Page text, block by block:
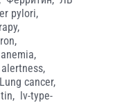
pylori,
Lung cancer,
lv-type-